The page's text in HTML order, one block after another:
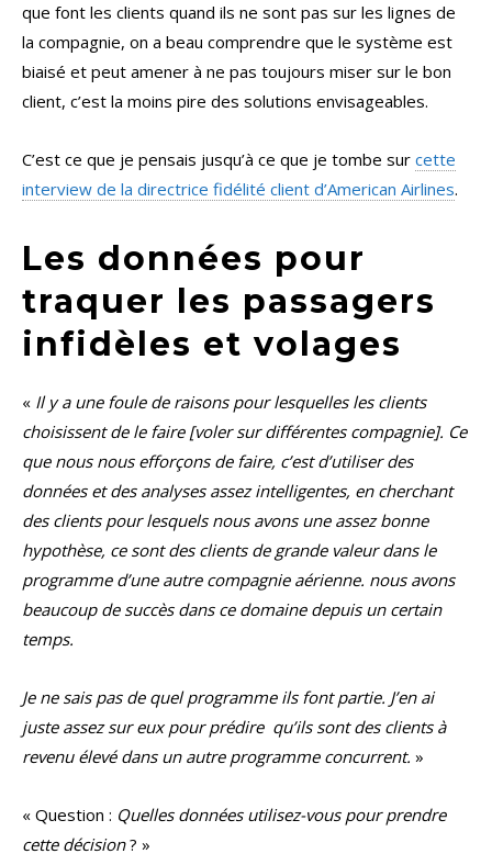
que font les clients quand ils ne sont pas sur les lignes de
la compagnie, on a beau comprendre que le système est
biaisé et peut amener à ne pas toujours miser sur le bon
client, c’est la moins pire des solutions envisageables.
C’est ce que je pensais jusqu’à ce que je tombe sur cette
interview de la directrice fidélité client d’American Airlines.
Les données pour
traquer les passagers
infidèles et volages
« Il y a une foule de raisons pour lesquelles les clients
choisissent de le faire [voler sur différentes compagnie]. Ce
que nous nous efforçons de faire, c’est d’utiliser des
données et des analyses assez intelligentes, en cherchant
des clients pour lesquels nous avons une assez bonne
hypothèse, ce sont des clients de grande valeur dans le
programme d’une autre compagnie aérienne. nous avons
beaucoup de succès dans ce domaine depuis un certain
temps.
Je ne sais pas de quel programme ils font partie. J’en ai
juste assez sur eux pour prédire qu’ils sont des clients à
revenu élevé dans un autre programme concurrent. »
« Question : Quelles données utilisez-vous pour prendre
cette décision? »